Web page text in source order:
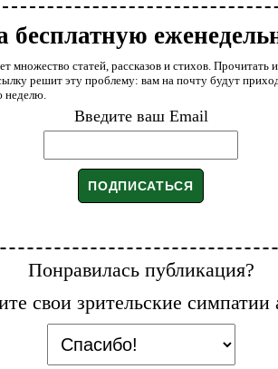
бесплатную
статей, рассказов и стихов. Прочитать
решит эту проблему: вам на почту будут
неделю.
Введите ваш Email
Понравилась публикация?
свои зрительские симпатии